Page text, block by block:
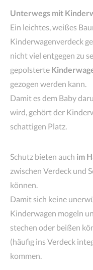
Unterwegs mit
Ein leichtes, weißes
Kinderwagenverdeck
nicht viel entgegen zu
gepolsterte
gezogen werden kann.
Damit es dem Baby
wird, gehört der
schattigen Platz.
Schutz bieten auch im
zwischen Verdeck und
können.
Damit sich keine
Kinderwagen mogeln
stechen oder beißen
(häufig ins Verdeck
kommen.